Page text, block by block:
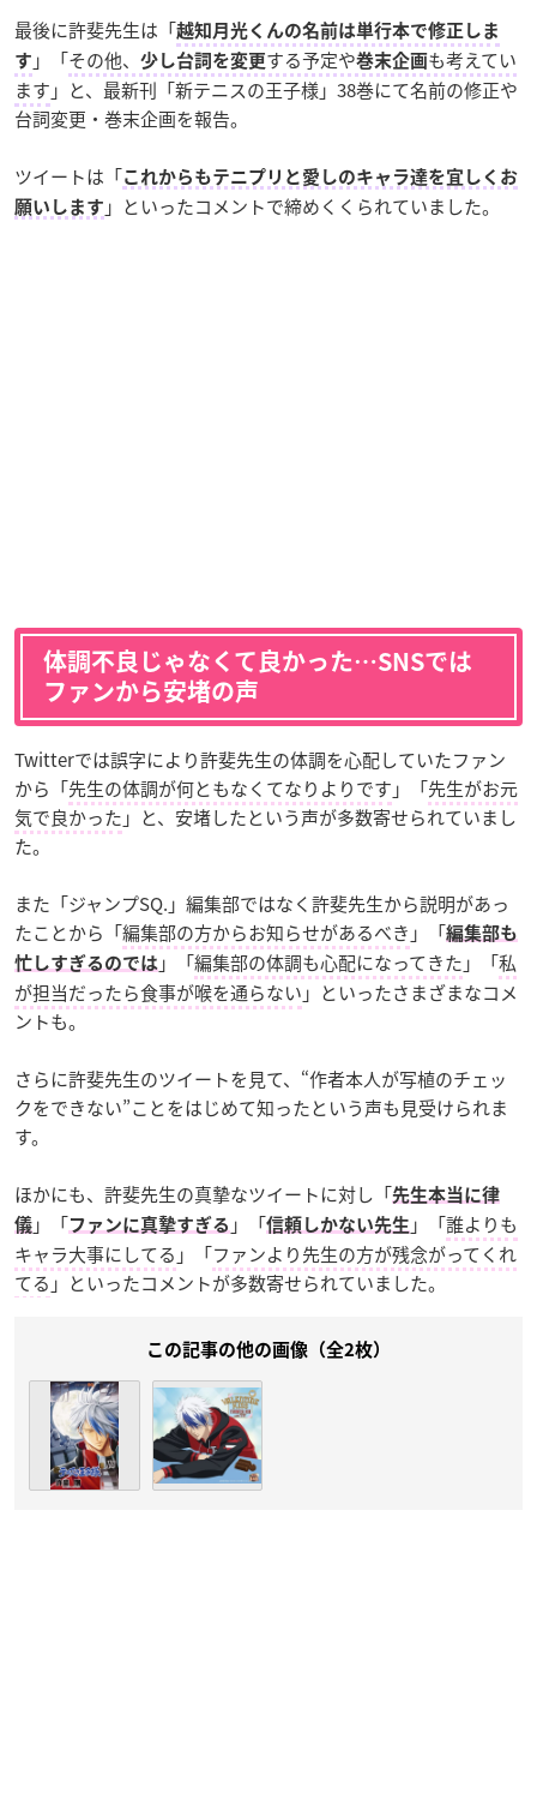
最後に許斐先生は「越知月光くんの名前は単行本で修正しま
す 」「その他、 少し台詞を変更する予定や巻末企画も考えてい
ます 」と、最新刊「新テニスの王子様」38巻にて名前の修正や
台詞変更・巻末企画を報告。
ツイートは「これからもテニプリと愛しのキャラ達を宜しくお
願いします 」といったコメントで締めくくられていました。
体調不良じゃなくて良かった…SNSでは
ファンから安堵の声
Twitterでは誤字により許斐先生の体調を心配していたファン
から「先生の体調が何ともなくてなりよりです 」「先生がお元
気で良かった 」と、安堵したという声が多数寄せられていまし
た。
また「ジャンプSQ.」編集部ではなく許斐先生から説明があっ
たことから「編集部の方からお知らせがあるべき 」「編集部も
忙しすぎるのでは 」「編集部の体調も心配になってきた 」「私
が担当だったら食事が喉を通らない 」といったさまざまなコメ
ントも。
さらに許斐先生のツイートを見て、“作者本人が写植のチェッ
クをできない”ことをはじめて知ったという声も見受けられま
す。
ほかにも、許斐先生の真摯なツイートに対し「先生本当に律
儀 」「ファンに真摯すぎる 」「信頼しかない先生 」「誰よりも
キャラ大事にしてる 」「ファンより先生の方が残念がってくれ
てる 」といったコメントが多数寄せられていました。
この記事の他の画像（全2枚）